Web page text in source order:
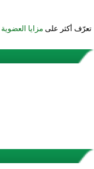
تعرّف أكثر على مزايا العضوية